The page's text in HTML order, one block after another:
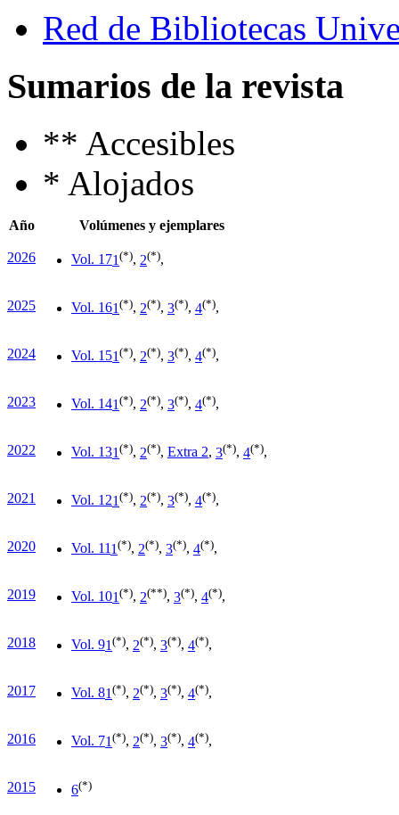
Red de Bibliotecas
Sumarios de la revista
** Accesibles
* Alojados
Año Volúmenes y ejemplares
2026 Vol. 171 (*), 2(*),
2025 Vol. 161 (*), 2(*), 3(*), 4(*),
2024 Vol. 151 (*), 2(*), 3(*), 4(*),
2023 Vol. 141 (*), 2(*), 3(*), 4(*),
2022 Vol. 131 (*), 2(*), Extra 2, 3(*), 4(*),
2021 Vol. 121 (*), 2(*), 3(*), 4(*),
2020 Vol. 111 (*), 2(*), 3(*), 4(*),
2019 Vol. 101 (*), 2(**), 3(*), 4(*),
2018 Vol. 91 (*), 2(*), 3(*), 4(*),
2017 Vol. 81 (*), 2(*), 3(*), 4(*),
2016 Vol. 71 (*), 2(*), 3(*), 4(*),
2015 6(*)